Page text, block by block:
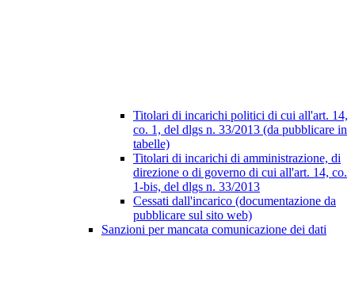
Titolari di incarichi politici di cui all'art. 14,
co. 1, del dlgs n. 33/2013 (da pubblicare in
tabelle)
Titolari di incarichi di amministrazione, di
direzione o di governo di cui all'art. 14, co.
1-bis, del dlgs n. 33/2013
Cessati dall'incarico (documentazione da
pubblicare sul sito web)
Sanzioni per mancata comunicazione dei dati